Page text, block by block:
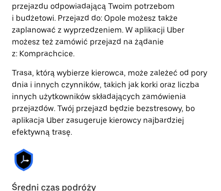
przejazdu odpowiadającą Twoim potrzebom
i budżetowi. Przejazd do: Opole możesz także
zaplanować z wyprzedzeniem. W aplikacji Uber
możesz też zamówić przejazd na żądanie
z: Komprachcice.
Trasa, którą wybierze kierowca, może zależeć od pory
dnia i innych czynników, takich jak korki oraz liczba
innych użytkowników składających zamówienia
przejazdów. Twój przejazd będzie bezstresowy, bo
aplikacja Uber zasugeruje kierowcy najbardziej
efektywną trasę.
Średni czas podróży